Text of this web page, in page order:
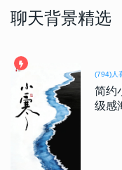
聊天背景精选
(794)人
简约
级感